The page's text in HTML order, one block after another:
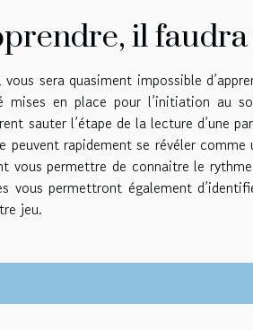
il faudra
sera quasiment impossible
en place pour l’initiation au
sauter l’étape de la lecture d’une
peuvent rapidement se révéler
vous permettre de connaitre le
vous permettront également
jeu.